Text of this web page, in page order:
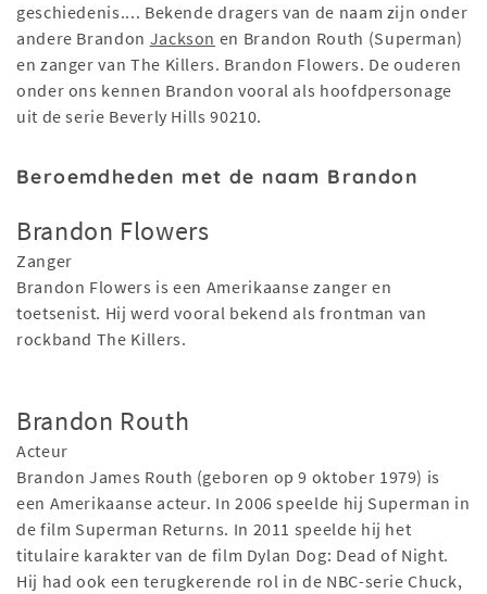
geschiedenis.... Bekende dragers van de naam zijn onder
andere Brandon Jackson en Brandon Routh (Superman)
en zanger van The Killers. Brandon Flowers. De ouderen
onder ons kennen Brandon vooral als hoofdpersonage
uit de serie Beverly Hills 90210.
Beroemdheden met de naam Brandon
Brandon Flowers
Zanger
Brandon Flowers is een Amerikaanse zanger en
toetsenist. Hij werd vooral bekend als frontman van
rockband The Killers.
Brandon Routh
Acteur
Brandon James Routh (geboren op 9 oktober 1979) is
een Amerikaanse acteur. In 2006 speelde hij Superman in
de film Superman Returns. In 2011 speelde hij het
titulaire karakter van de film Dylan Dog: Dead of Night.
Hij had ook een terugkerende rol in de NBC-serie Chuck,